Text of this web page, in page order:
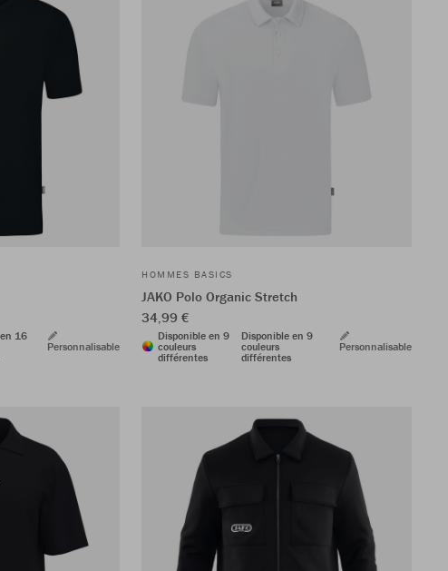
16
Personnalisable
HOMMES BASICS
JAKO Polo Organic Stretch
34,99 €
Disponible en 9
couleurs
différentes
Disponible en 9
couleurs
différentes
Personnalisable